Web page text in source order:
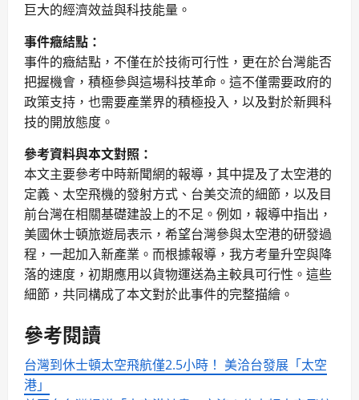
巨大的經濟效益與科技能量。
事件癥結點：
事件的癥結點，不僅在於技術可行性，更在於台灣能否
把握機會，積極參與這場科技革命。這不僅需要政府的
政策支持，也需要產業界的積極投入，以及對於新興科
技的開放態度。
參考資料與本文對照：
本文主要參考中時新聞網的報導，其中提及了太空港的
定義、太空飛機的發射方式、台美交流的細節，以及目
前台灣在相關基礎建設上的不足。例如，報導中指出，
美國休士頓旅遊局表示，希望台灣參與太空港的研發過
程，一起加入新產業。而根據報導，我方考量升空與降
落的速度，初期應用以貨物運送為主較具可行性。這些
細節，共同構成了本文對於此事件的完整描繪。
參考閱讀
台灣到休士頓太空飛航僅2.5小時！ 美洽台發展「太空
港」